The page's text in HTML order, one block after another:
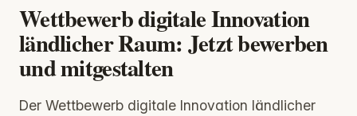
Wettbewerb digitale Innovation
ländlicher Raum: Jetzt bewerben
und mitgestalten
Der Wettbewerb digitale Innovation ländlicher